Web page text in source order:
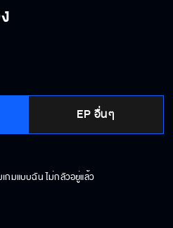
EP อื่นๆ
กมแบบฉัน ไม่กลัวอยู่แล้ว